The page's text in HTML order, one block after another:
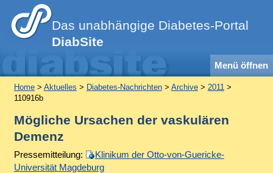
Das unabhängige Diabetes-Portal
DiabSite
Menü öffnen
Home> Aktuelles > Diabetes-Nachrichten> Archive> 2011 >
110916b
Mögliche Ursachen der vaskulären
Demenz
Pressemitteilung:
Klinikum der Otto-von-Guericke-
Universität Magdeburg